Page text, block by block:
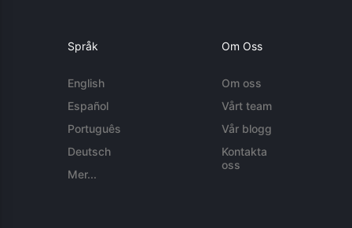
Språk
English
Español
Português
Deutsch
Mer...
Om Oss
Om oss
Vårt team
Vår blogg
Kontakta
oss